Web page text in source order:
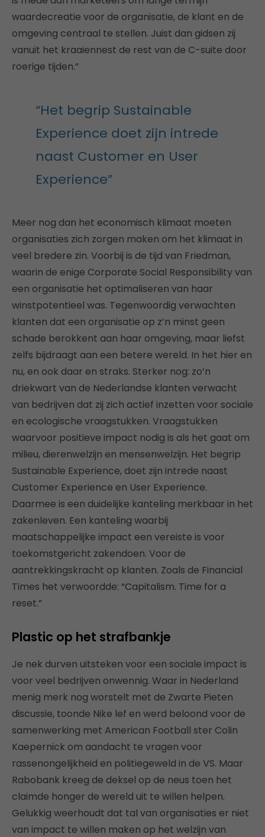
waardecreatie voor de organisatie, de klant en de
omgeving centraal te stellen. Juist dan gidsen zij
vanuit het kraaiennest de rest van de C-suite door
roerige tijden.”
“Het begrip Sustainable
Experience doet zijn intrede
naast Customer en User
Experience”
Meer nog dan het economisch klimaat moeten
organisaties zich zorgen maken om het klimaat in
veel bredere zin. Voorbij is de tijd van Friedman,
waarin de enige Corporate Social Responsibility van
een organisatie het optimaliseren van haar
winstpotentieel was. Tegenwoordig verwachten
klanten dat een organisatie op z’n minst geen
schade berokkent aan haar omgeving, maar liefst
zelfs bijdraagt aan een betere wereld. In het hier en
nu, en ook daar en straks. Sterker nog: zo’n
driekwart van de Nederlandse klanten verwacht
van bedrijven dat zij zich actief inzetten voor sociale
en ecologische vraagstukken. Vraagstukken
waarvoor positieve impact nodig is als het gaat om
milieu, dierenwelzijn en mensenwelzijn. Het begrip
Sustainable Experience, doet zijn intrede naast
Customer Experience en User Experience.
Daarmee is een duidelijke kanteling merkbaar in het
zakenleven. Een kanteling waarbij
maatschappelijke impact een vereiste is voor
toekomstgericht zakendoen. Voor de
aantrekkingskracht op klanten. Zoals de Financial
Times het verwoordde: “Capitalism. Time for a
reset.”
Plastic op het strafbankje
Je nek durven uitsteken voor een sociale impact is
voor veel bedrijven onwennig. Waar in Nederland
menig merk nog worstelt met de Zwarte Pieten
discussie, toonde Nike lef en werd beloond voor de
samenwerking met American Football ster Colin
Kaepernick om aandacht te vragen voor
rassenongelijkheid en politiegeweld in de VS. Maar
Rabobank kreeg de deksel op de neus toen het
claimde honger de wereld uit te willen helpen.
Gelukkig weerhoudt dat tal van organisaties er niet
van impact te willen maken op het welzijn van